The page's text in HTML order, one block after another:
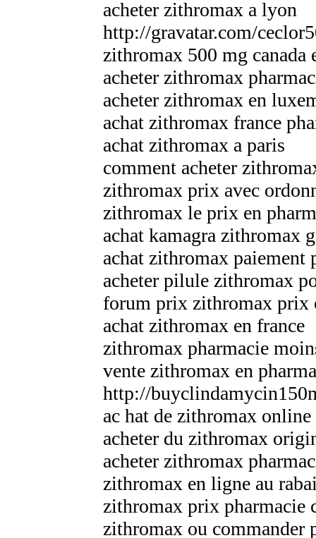
acheter zithromax a lyon
http://gravatar.com/
zithromax 500 mg canada
acheter zithromax
acheter zithromax en
achat zithromax france
achat zithromax a paris
comment acheter
zithromax prix avec
zithromax le prix en
achat kamagra zithromax
achat zithromax paiement
acheter pilule zithromax
forum prix zithromax prix
achat zithromax en france
zithromax pharmacie
vente zithromax en
http://
ac hat de zithromax online
acheter du zithromax
acheter zithromax
zithromax en ligne au
zithromax prix pharmacie
zithromax ou commander